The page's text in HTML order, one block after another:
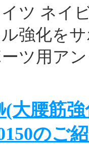
ツ ネイ
強化を
ツ用ア
(大腰筋強
のご